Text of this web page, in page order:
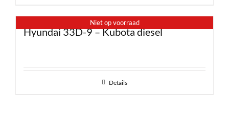
Niet op voorraad
Hyundai 33D-9 – Kubota diesel
Details